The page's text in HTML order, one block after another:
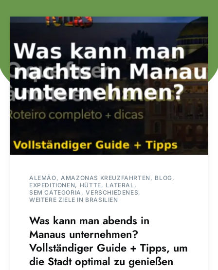
ALEMÃO AMAZONAS KREUZFAHRTEN
BLOG
EXPEDITIONEN
HÜTTE
LATERAL
SEM CATEGORIA
VERSCHIEDENES
WEITERE ZIELE IN BRASILIEN
Was kann man abends in
Manaus unternehmen?
Vollständiger Guide + Tipps, um
die Stadt optimal zu genießen